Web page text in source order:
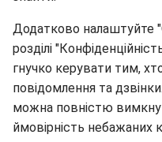
Додатково налаштуйте
розділі
гнучко керувати тим,
повідомлення та
можна повністю
ймовірність небажаних